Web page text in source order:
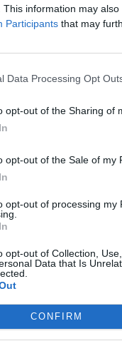
This information may
Participants that may
Data Processing Opt
opt-out of the Sharing of
opt-out of the Sale of my
opt-out of processing my
opt-out of Collection,
Data that Is
CONFIRM
για
Place to Work»